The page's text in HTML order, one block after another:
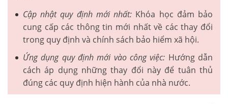
Cập nhật quy định mới nhất: Khóa học đảm bảo
cung cấp các thông tin mới nhất về các thay đổi
trong quy định và chính sách bảo hiểm xã hội.
Ứng dụng quy định mới vào công việc: Hướng dẫn
cách áp dụng những thay đổi này để tuân thủ
đúng các quy định hiện hành của nhà nước.